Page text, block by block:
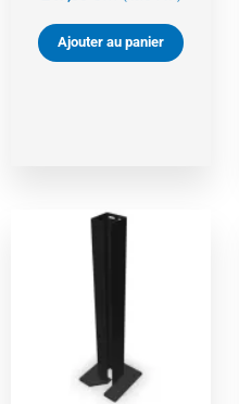
Ajouter au panier
Le
actuel
est :
68,00 €.